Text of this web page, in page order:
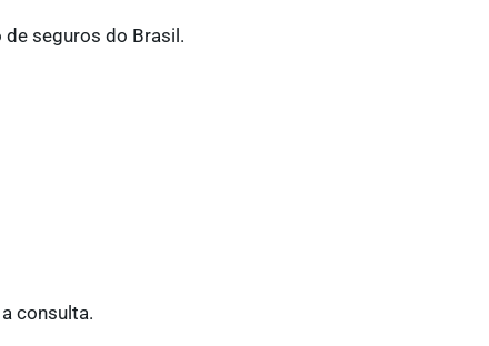
seguros do Brasil.
consulta.